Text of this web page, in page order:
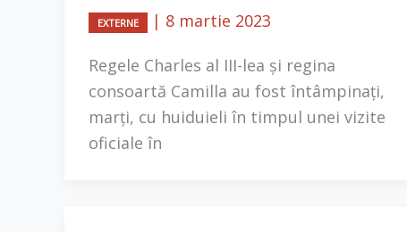
EXTERNE | 8 martie 2023
Regele Charles al III-lea și regina
consoartă Camilla au fost întâmpinați,
marţi, cu huiduieli în timpul unei vizite
oficiale în